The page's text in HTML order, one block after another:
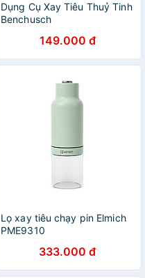
Dụng Cụ Xay Tiêu Thuỷ Tinh
Benchusch
149.000 đ
Lọ xay tiêu chạy pin Elmich
PME9310
333.000 đ